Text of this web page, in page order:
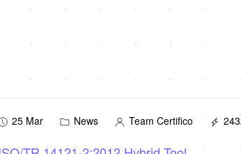
25 Mar News Team Certifico